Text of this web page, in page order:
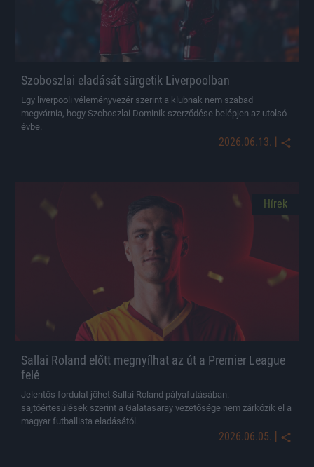
Szoboszlai eladását sürgetik Liverpoolban
Egy liverpooli véleményvezér szerint a klubnak nem szabad
megvárnia, hogy Szoboszlai Dominik szerződése belépjen az utolsó
évbe.
2026.06.13. |
Hírek
Sallai Roland előtt megnyílhat az út a Premier League
felé
Jelentős fordulat jöhet Sallai Roland pályafutásában:
sajtóértesülések szerint a Galatasaray vezetősége nem zárkózik el a
magyar futballista eladásától.
2026.06.05. |